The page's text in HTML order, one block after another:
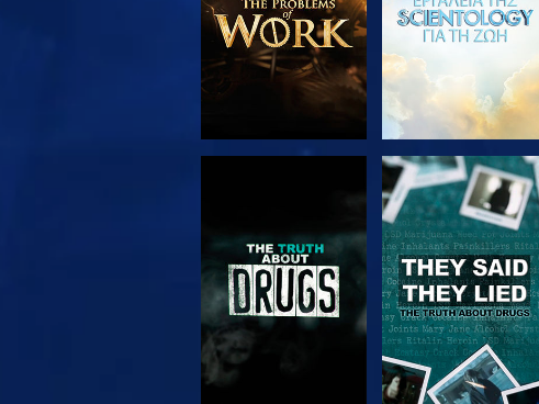
ΠΑΡΑΚΟΛΟΥΘΗΣΤΕ